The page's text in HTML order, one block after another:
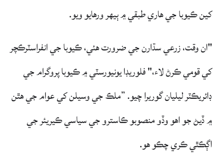
کين ڪيوبا جي هاري طبقي ۾ ٻيهر ورهايو ويو.
"ان وقت، زرعي سڌارن جي ضرورت هئي، ڪيوبا جي انفراسٽرڪچر
کي قومي ڪرڻ لاء،" فلوريڊا يونيورسٽي ۾ ڪيوبا پروگرام جي
ڊائريڪٽر ليليان گوريرا چيو. ”ملڪ جي وسيلن کي عوام جي هٿن
۾ ڏيڻ جو اهو وڏو منصوبو ڪاسترو جي سياسي ڪيريئر جي
اڳڪٿي ڪري چڪو هو.